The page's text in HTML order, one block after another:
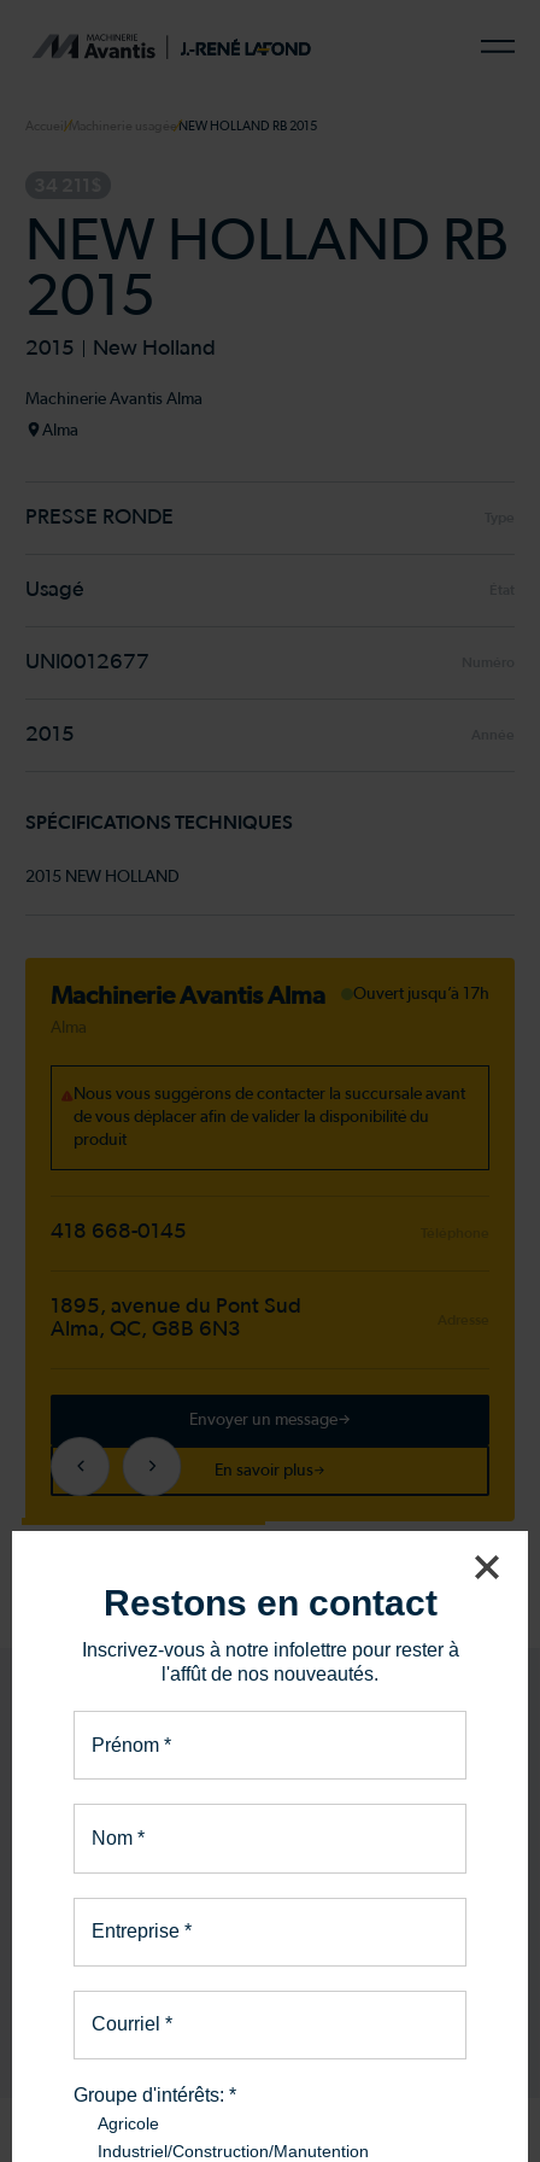
AccueilMachinerie usagéeNEW HOLLAND RB 2015
NEW HOLLAND RB
2015
2015 New Holland
Machinerie Avantis Alma
Alma
PRESSE RONDE
Usagé
UNI0012677
2015
SPÉCIFICATIONS TECHNIQUES
2015 NEW HOLLAND
Machinerie Avantis Alma
Alma
Ouvert jusqu’à 17h
Nous vous suggérons de contacter la succursale avant
de vous déplacer afin de valider la disponibilité du
produit
418 668-0145
1895, avenue du Pont Sud
Alma, QC, G8B 6N3
Envoyer un message
En savoir plus
La bonne pièce.
Le bon service.
Restons en contact
Inscrivez-vous à notre infolettre pour rester à
l'affût de nos nouveautés.
Prénom *
Nom *
Entreprise *
Courriel *
Groupe d'intérêts: *
Agricole
Industriel/Construction/Manutention